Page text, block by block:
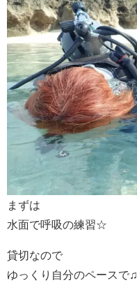
まずは
水面で呼吸の練習☆
貸切なので
ゆっくり自分のペースで♫